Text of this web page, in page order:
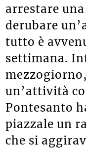
arrestare
derubare
tutto è
settimana.
un’attività
Pontesanto
piazzale un
che si